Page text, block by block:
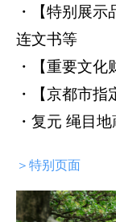
・【特别展
连文书等
・【重要文
・【京都市
・复元 绳目
＞特别页面